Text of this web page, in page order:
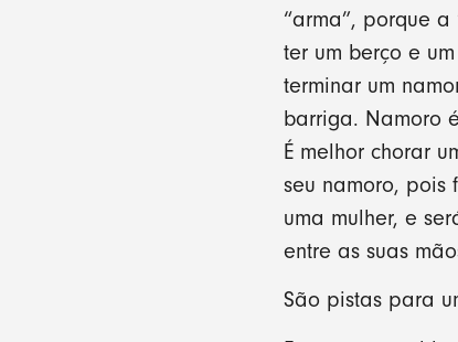
“arma”, porque
ter um berço e
terminar um
barriga. Namoro
É melhor chorar
seu namoro, pois
uma mulher, e
entre as suas
São pistas para